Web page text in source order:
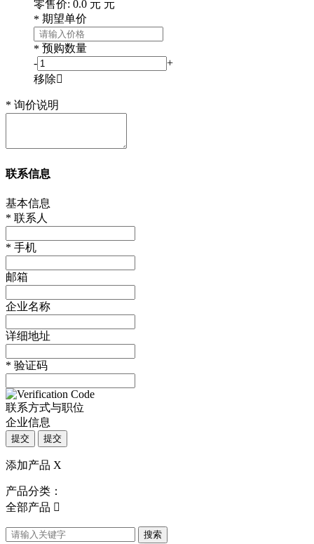
零售价: 0.0 元 元
* 期望单价
* 预购数量
-
+
移除
* 询价说明
联系信息
基本信息
* 联系人
* 手机
邮箱
企业名称
详细地址
* 验证码
联系方式与职位
企业信息
提交 提交
添加产品 X
产品分类：
全部产品 
搜索